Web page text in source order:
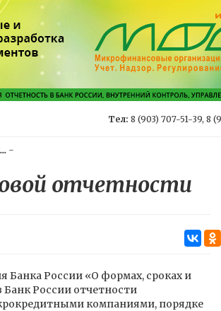
Тел: 8 (903) 707-51-39, 8
-
отчетности
Банка России «О формах, сроках и
Банк России отчетности
компаниями, порядке